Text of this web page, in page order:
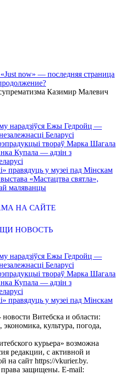
now» — последняя страница
Казимир Малевич
нарадзіўся Ежы Гедройц —
Беларусі
твораў Марка Шагала
Купала — адзін з
правядуць у музеі пад Мінскам
«Мастацтва святла»,
маляванцы
НА САЙТЕ
НОВОСТЬ
нарадзіўся Ежы Гедройц —
Беларусі
твораў Марка Шагала
Купала — адзін з
правядуць у музеі пад Мінскам
Витебска и области:
культура, погода,
курьера» возможна
редакции, с активной и
на сайт https://vkurier.by.
защищены. E-mail: